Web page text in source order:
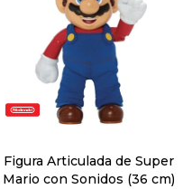
Figura Articulada de Super
Mario con Sonidos (36 cm)